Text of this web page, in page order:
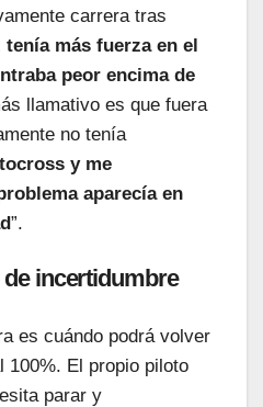
carrera tras
tenía más fuerza en el
peor encima de
llamativo es que fuera
no tenía
y me
aparecía en
”.
de incertidumbre
es cuándo podrá volver
100%. El propio piloto
parar y